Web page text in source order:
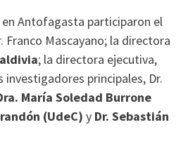
en Antofagasta participaron el
Franco Mascayano; la directora
; la directora ejecutiva,
investigadores principales, Dr.
María Soledad Burrone
(UdeC) y Dr. Sebastián